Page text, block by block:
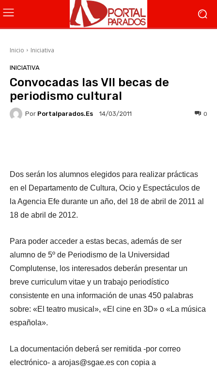
Inicio Iniciativa
INICIATIVA
Convocadas las VII becas de
periodismo cultural
Por Portalparados.es 14/03/2011 0
Dos serán los alumnos elegidos para realizar prácticas
en el Departamento de Cultura, Ocio y Espectáculos de
la Agencia Efe durante un año, del 18 de abril de 2011 al
18 de abril de 2012.
Para poder acceder a estas becas, además de ser
alumno de 5º de Periodismo de la Universidad
Complutense, los interesados deberán presentar un
breve curriculum vitae y un trabajo periodístico
consistente en una información de unas 450 palabras
sobre: «El teatro musical», «El cine en 3D» o «La música
española».
La documentación deberá ser remitida -por correo
electrónico- a arojas@sgae.es con copia a